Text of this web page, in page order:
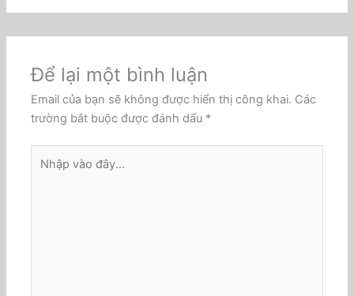
Để lại một bình luận
Email của bạn sẽ không được hiển thị công khai. Các
trường bắt buộc được đánh dấu *
vào